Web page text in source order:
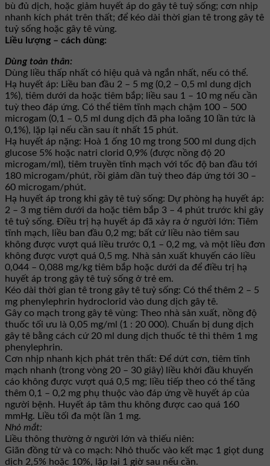
bù đủ dịch, hoặc giảm huyết áp do gây tê tuỷ sống; cơn nhịp
nhanh kích phát trên thất; để kéo dài thời gian tê trong gây tê
tuỷ sống hoặc gây tê vùng.
Liều lượng – cách dùng:
Dùng toàn thân:
Dùng liều thấp nhất có hiệu quả và ngắn nhất, nếu có thể.
Hạ huyết áp: Liều ban đầu 2 – 5 mg (0,2 – 0,5 ml dung dịch
1%), tiêm dưới da hoặc tiêm bắp; liều sau 1 – 10 mg nếu cần
tuỳ theo đáp ứng. Có thể tiêm tĩnh mạch chậm 100 – 500
microgam (0,1 – 0,5 ml dung dịch đã pha loãng 10 lần tức là
0,1%), lặp lại nếu cần sau ít nhất 15 phút.
Hạ huyết áp nặng: Hoà 1 ống 10 mg trong 500 ml dung dịch
glucose 5% hoặc natri clorid 0,9% (được nồng độ 20
microgam/ml), tiêm truyền tĩnh mạch với tốc độ ban đầu tới
180 microgam/phút, rồi giảm dần tuỳ theo đáp ứng tới 30 –
60 microgam/phút.
Hạ huyết áp trong khi gây tê tuỷ sống: Dự phòng hạ huyết áp:
2 – 3 mg tiêm dưới da hoặc tiêm bắp 3 – 4 phút trước khi gây
tê tuỷ sống. Điều trị hạ huyết áp đã xảy ra ở người lớn: Tiêm
tĩnh mạch, liều ban đầu 0,2 mg; bất cứ liều nào tiêm sau
không được vượt quá liều trước 0,1 – 0,2 mg, và một liều đơn
không được vượt quá 0,5 mg. Nhà sản xuất khuyến cáo liều
0,044 – 0,088 mg/kg tiêm bắp hoặc dưới da để điều trị hạ
huyết áp trong gây tê tuỷ sống ở trẻ em.
Kéo dài thời gian tê trong gây tê tuỷ sống: Có thể thêm 2 – 5
mg phenylephrin hydroclorid vào dung dịch gây tê.
Gây co mạch trong gây tê vùng: Theo nhà sản xuất, nồng độ
thuốc tối ưu là 0,05 mg/ml (1 : 20 000). Chuẩn bị dung dịch
gây tê bằng cách cứ 20 ml dung dịch thuốc tê thì thêm 1 mg
phenylephrin.
Cơn nhịp nhanh kịch phát trên thất: Để dứt cơn, tiêm tĩnh
mạch nhanh (trong vòng 20 – 30 giây) liều khởi đầu khuyến
cáo không được vượt quá 0,5 mg; liều tiếp theo có thể tăng
thêm 0,1 – 0,2 mg phụ thuộc vào đáp ứng về huyết áp của
người bệnh. Huyết áp tâm thu không được cao quá 160
mmHg. Liều tối đa một lần 1 mg.
Nhỏ mắt:
Liều thông thường ở người lớn và thiếu niên:
Giãn đồng tử và co mạch: Nhỏ thuốc vào kết mạc 1 giọt dung
dịch 2,5% hoặc 10%, lặp lại 1 giờ sau nếu cần.